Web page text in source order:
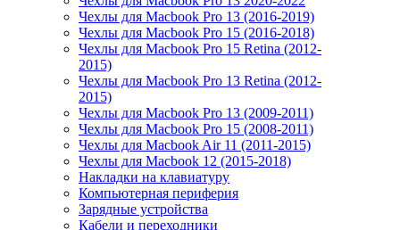
Чехлы для Macbook Pro 13 (2016-2019)
Чехлы для Macbook Pro 15 (2016-2018)
Чехлы для Macbook Pro 15 Retina (2012-
2015)
Чехлы для Macbook Pro 13 Retina (2012-
2015)
Чехлы для Macbook Pro 13 (2009-2011)
Чехлы для Macbook Pro 15 (2008-2011)
Чехлы для Macbook Air 11 (2011-2015)
Чехлы для Macbook 12 (2015-2018)
Накладки на клавиатуру
Компьютерная периферия
Зарядные устройства
Кабели и переходники